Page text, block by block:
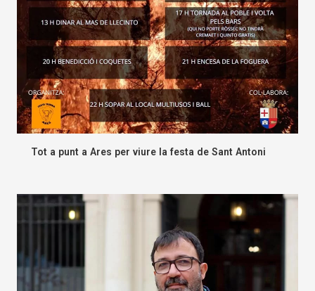
Tot a punt a Ares per viure la festa de Sant Antoni